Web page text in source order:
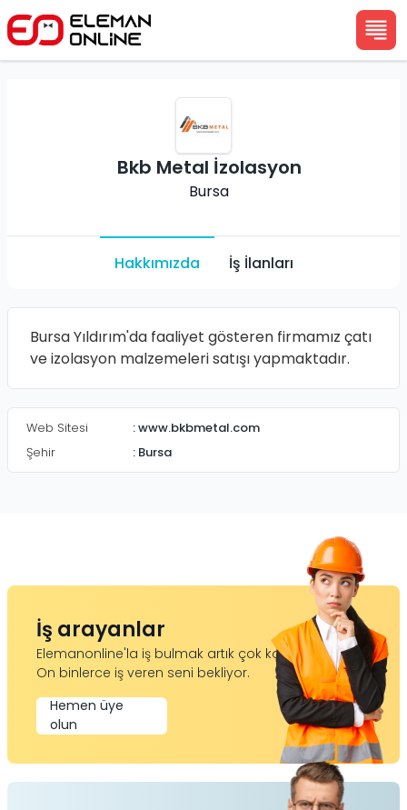
Bkb Metal İzolasyon
Bursa
Hakkımızda İş İlanları
Bursa Yıldırım'da faaliyet gösteren firmamız çatı
ve izolasyon malzemeleri satışı yapmaktadır.
Web Sitesi :www.bkbmetal.com
Şehir
: Bursa
İş arayanlar
Elemanonline'la iş bulmak artık çok kolay.
On binlerce iş veren seni bekliyor.
Hemen üye
olun